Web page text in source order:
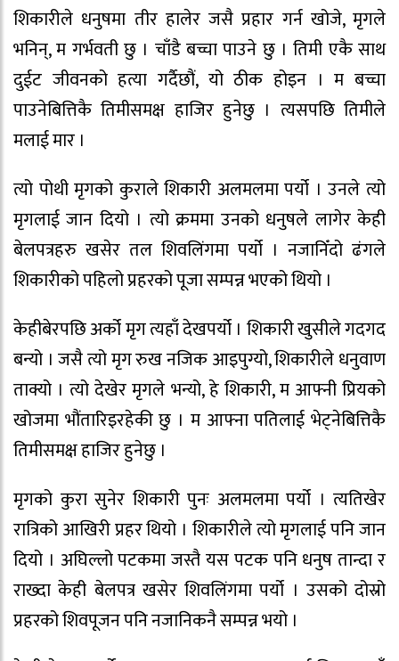
शिकारीले धनुषमा तीर हालेर जसै प्रहार गर्न खोजे, मृगले
भनिन्, म गर्भवती छु । चाँडै बच्चा पाउने छु । तिमी एकै साथ
दुईट जीवनको हत्या गर्दैछौं, यो ठीक होइन । म बच्चा
पाउनेबित्तिकै तिमीसमक्ष हाजिर हुनेछु । त्यसपछि तिमीले
मलाई मार ।
त्यो पोथी मृगको कुराले शिकारी अलमलमा पर्यो । उनले त्यो
मृगलाई जान दियो । त्यो क्रममा उनको धनुषले लागेर केही
बेलपत्रहरु खसेर तल शिवलिंगमा पर्यो । नजानिँदो ढंगले
शिकारीको पहिलो प्रहरको पूजा सम्पन्न भएको थियो ।
केहीबेरपछि अर्को मृग त्यहाँ देखपर्यो । शिकारी खुसीले गदगद
बन्यो । जसै त्यो मृग रुख नजिक आइपुग्यो, शिकारीले धनुवाण
ताक्यो । त्यो देखेर मृगले भन्यो, हे शिकारी, म आफ्नी प्रियको
खोजमा भौंतारिइरहेकी छु । म आफ्ना पतिलाई भेट्नेबित्तिकै
तिमीसमक्ष हाजिर हुनेछु ।
मृगको कुरा सुनेर शिकारी पुनः अलमलमा पर्यो । त्यतिखेर
रात्रिको आखिरी प्रहर थियो । शिकारीले त्यो मृगलाई पनि जान
दियो । अघिल्लो पटकमा जस्तै यस पटक पनि धनुष तान्दा र
राख्दा केही बेलपत्र खसेर शिवलिंगमा पर्यो । उसको दोस्रो
प्रहरको शिवपूजन पनि नजानिकनै सम्पन्न भयो ।